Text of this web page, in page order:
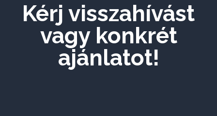
Kérj visszahívást
vagy konkrét
ajánlatot!